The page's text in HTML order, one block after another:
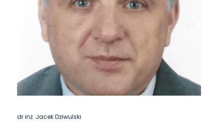
dr inż. Jacek Dziwulski